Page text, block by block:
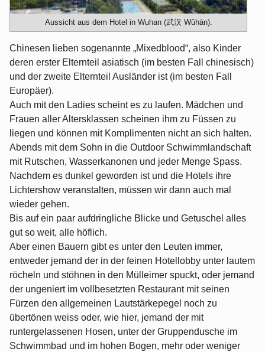
Aussicht aus dem Hotel in Wuhan (武汉 Wǔhàn).
Chinesen lieben sogenannte „Mixedblood“, also Kinder
deren erster Elternteil asiatisch (im besten Fall chinesisch)
und der zweite Elternteil Ausländer ist (im besten Fall
Europäer).
Auch mit den Ladies scheint es zu laufen. Mädchen und
Frauen aller Altersklassen scheinen ihm zu Füssen zu
liegen und können mit Komplimenten nicht an sich halten.
Abends mit dem Sohn in die Outdoor Schwimmlandschaft
mit Rutschen, Wasserkanonen und jeder Menge Spass.
Nachdem es dunkel geworden ist und die Hotels ihre
Lichtershow veranstalten, müssen wir dann auch mal
wieder gehen.
Bis auf ein paar aufdringliche Blicke und Getuschel alles
gut so weit, alle höflich.
Aber einen Bauern gibt es unter den Leuten immer,
entweder jemand der in der feinen Hotellobby unter lautem
röcheln und stöhnen in den Mülleimer spuckt, oder jemand
der ungeniert im vollbesetzten Restaurant mit seinen
Fürzen den allgemeinen Lautstärkepegel noch zu
übertönen weiss oder, wie hier, jemand der mit
runtergelassenen Hosen, unter der Gruppendusche im
Schwimmbad und im hohen Bogen, mehr oder weniger